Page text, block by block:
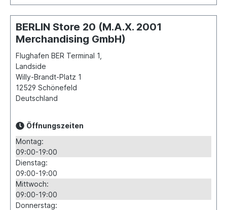
BERLIN Store 20 (M.A.X. 2001
Merchandising GmbH)
Flughafen BER Terminal 1,
Landside
Willy-Brandt-Platz 1
12529 Schönefeld
Deutschland
Öffnungszeiten
Montag:
09:00-19:00
Dienstag:
09:00-19:00
Mittwoch:
09:00-19:00
Donnerstag: